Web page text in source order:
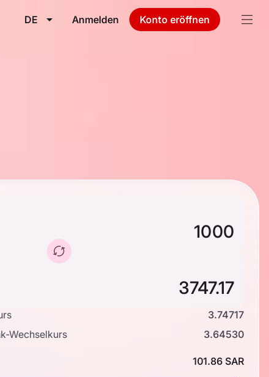
DE Anmelden Konto eröffnen
3.74717
Wechselkurs
3.64530
101.86 SAR